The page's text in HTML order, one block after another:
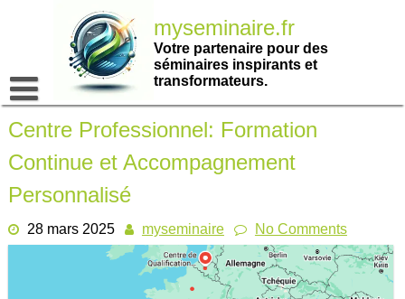
myseminaire.fr
Votre partenaire pour des
séminaires inspirants et
transformateurs.
Centre Professionnel: Formation
Continue et Accompagnement
Personnalisé
28 mars 2025 myseminaire No Comments